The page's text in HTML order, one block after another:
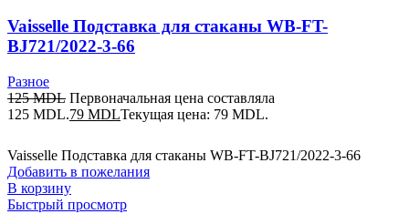
Vaisselle Подставка для cтаканы WB-FT-
BJ721/2022-3-66
Разное
125MDL Первоначальная цена составляла
125 MDL.79 MDLТекущая цена: 79 MDL.
Vaisselle Подставка для cтаканы WB-FT-BJ721/2022-3-66
Добавить в пожелания
В корзину
Быстрый просмотр